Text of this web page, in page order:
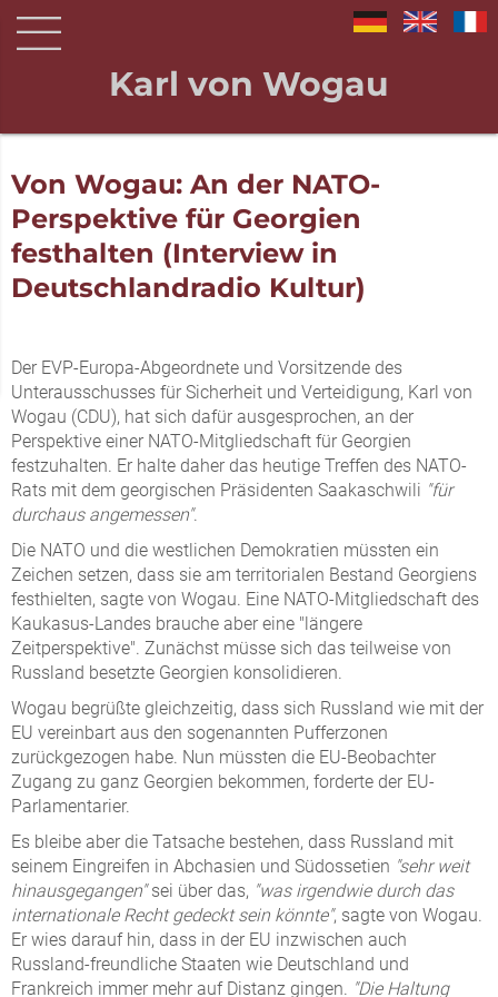
Karl von Wogau
Von Wogau: An der NATO-
Perspektive für Georgien
festhalten (Interview in
Deutschlandradio Kultur)
Der EVP-Europa-Abgeordnete und Vorsitzende des
Unterausschusses für Sicherheit und Verteidigung, Karl von
Wogau (CDU), hat sich dafür ausgesprochen, an der
Perspektive einer NATO-Mitgliedschaft für Georgien
festzuhalten. Er halte daher das heutige Treffen des NATO-
Rats mit dem georgischen Präsidenten Saakaschwili "für
durchaus angemessen".
Die NATO und die westlichen Demokratien müssten ein
Zeichen setzen, dass sie am territorialen Bestand Georgiens
festhielten, sagte von Wogau. Eine NATO-Mitgliedschaft des
Kaukasus-Landes brauche aber eine "längere
Zeitperspektive". Zunächst müsse sich das teilweise von
Russland besetzte Georgien konsolidieren.
Wogau begrüßte gleichzeitig, dass sich Russland wie mit der
EU vereinbart aus den sogenannten Pufferzonen
zurückgezogen habe. Nun müssten die EU-Beobachter
Zugang zu ganz Georgien bekommen, forderte der EU-
Parlamentarier.
Es bleibe aber die Tatsache bestehen, dass Russland mit
seinem Eingreifen in Abchasien und Südossetien "sehr weit
hinausgegangen"sei über das, "was irgendwie durch das
internationale Recht gedeckt sein könnte", sagte von Wogau.
Er wies darauf hin, dass in der EU inzwischen auch
Russland-freundliche Staaten wie Deutschland und
Frankreich immer mehr auf Distanz gingen. "Die Haltung